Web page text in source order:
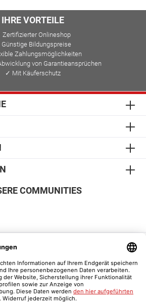
IHRE VORTEILE
Zertifizierter Onlineshop
Bildungspreise
Zahlungsmöglichkeiten
von Garantieansprüchen
✓ Mit Käuferschutz
EINKAUFEN
COMMUNITIES